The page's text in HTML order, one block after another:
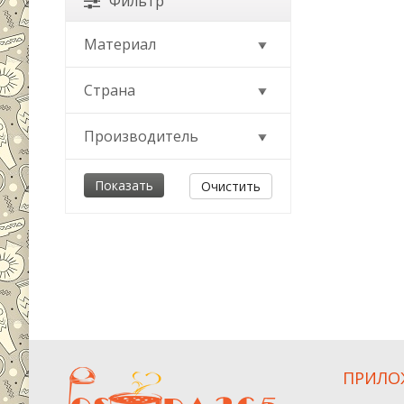
Материал
Страна
Производитель
Очистить